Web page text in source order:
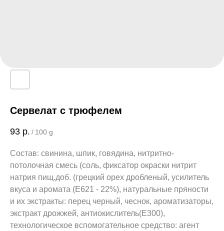
Сервелат с трюфелем
93 р. / 100 g
Состав: свинина, шпик, говядина, нитритно-
потолочная смесь (соль, фиксатор окраски нитрит
натрия пищ.доб. (грецкий орех дробленый, усилитель
вкуса и аромата (Е621 - 22%), натуральные пряности
и их экстракты: перец черный, чеснок, ароматизаторы,
экстракт дрожжей, антиокислитель(Е300),
технологическое вспомогательное средство: агент